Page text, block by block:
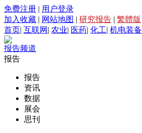
免费注册 | 用户登录
加入收藏 | 网站地图 | 研究报告 | 繁體版
首页| 互联网 | 农业| 医药| 化工| 机电装备
报告频道
报告
报告
资讯
数据
展会
思刊